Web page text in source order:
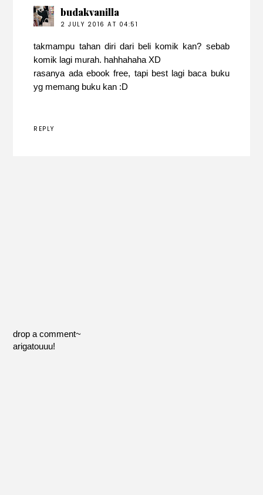
budakvanilla
2 JULY 2016 AT 04:51
takmampu tahan diri dari beli komik kan? sebab
komik lagi murah. hahhahaha XD
rasanya ada ebook free, tapi best lagi baca buku
yg memang buku kan :D
REPLY
drop a comment~
arigatouuu!